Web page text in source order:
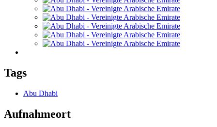
Tags
Abu Dhabi
Aufnahmeort